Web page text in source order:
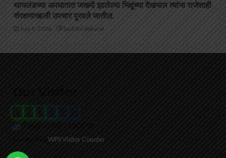
थायलंडच्या अपघातात जखमी झालेल्या भिक्षूंच्या देखभाल त्यांना राजेशाही
संरक्षणाखाली उपचार पुरवले जातील.
July 6, 2026 buddhistbharat
Total Users : 410498
WPS Visitor Counter